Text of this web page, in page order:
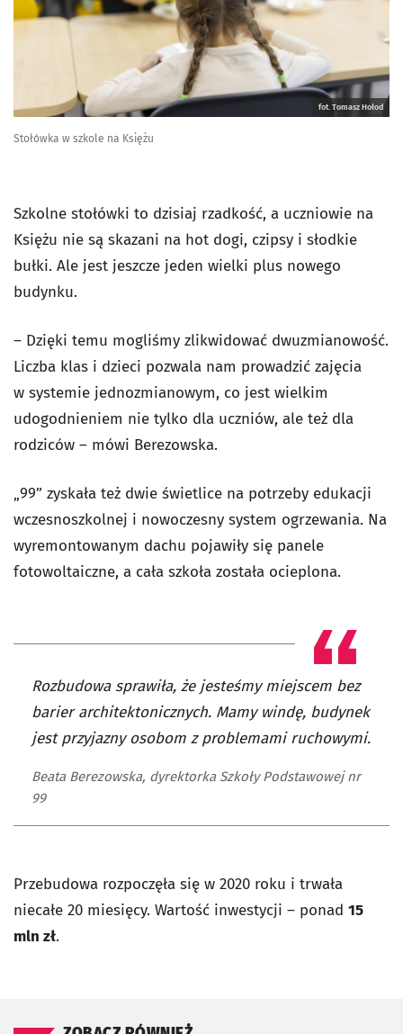
fot. Tomasz Hołod
Stołówka w szkole na Księżu
Szkolne stołówki to dzisiaj rzadkość, a uczniowie na
Księżu nie są skazani na hot dogi, czipsy i słodkie
bułki. Ale jest jeszcze jeden wielki plus nowego
budynku.
– Dzięki temu mogliśmy zlikwidować dwuzmianowość.
Liczba klas i dzieci pozwala nam prowadzić zajęcia
w systemie jednozmianowym, co jest wielkim
udogodnieniem nie tylko dla uczniów, ale też dla
rodziców – mówi Berezowska.
„99” zyskała też dwie świetlice na potrzeby edukacji
wczesnoszkolnej i nowoczesny system ogrzewania. Na
wyremontowanym dachu pojawiły się panele
fotowoltaiczne, a cała szkoła została ocieplona.
Rozbudowa sprawiła, że jesteśmy miejscem bez
barier architektonicznych. Mamy windę, budynek
jest przyjazny osobom z problemami ruchowymi.
Beata Berezowska, dyrektorka Szkoły Podstawowej nr
99
Przebudowa rozpoczęła się w 2020 roku i trwała
niecałe 20 miesięcy. Wartość inwestycji – ponad 15
mln zł.